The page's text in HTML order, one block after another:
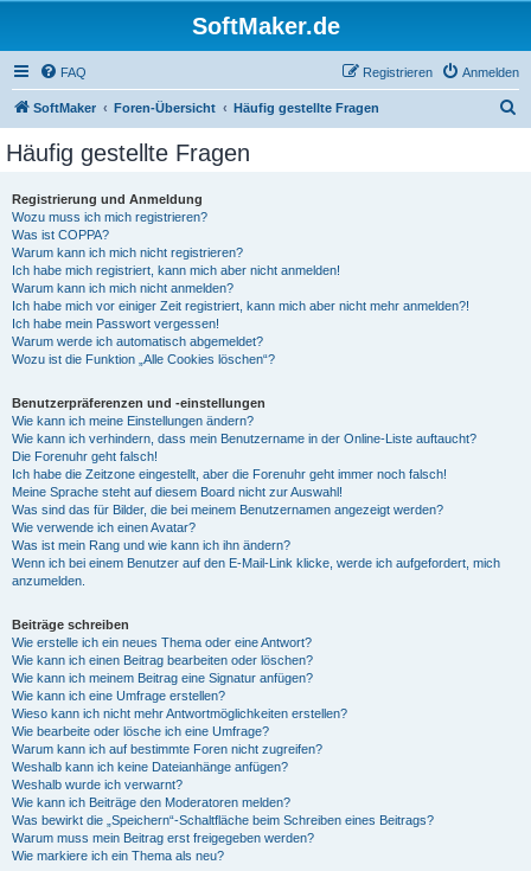
SoftMaker.de
FAQ Anmelden
Registrieren
SoftMaker Foren-Übersicht Häufig gestellte Fragen
Häufig gestellte Fragen
Registrierung und Anmeldung
Wozu muss ich mich registrieren?
Was ist COPPA?
Warum kann ich mich nicht registrieren?
Ich habe mich registriert, kann mich aber nicht anmelden!
Warum kann ich mich nicht anmelden?
Ich habe mich vor einiger Zeit registriert, kann mich aber nicht mehr anmelden?!
Ich habe mein Passwort vergessen!
Warum werde ich automatisch abgemeldet?
Wozu ist die Funktion „Alle Cookies löschen“?
Benutzerpräferenzen und -einstellungen
Wie kann ich meine Einstellungen ändern?
Wie kann ich verhindern, dass mein Benutzername in der Online-Liste auftaucht?
Die Forenuhr geht falsch!
Ich habe die Zeitzone eingestellt, aber die Forenuhr geht immer noch falsch!
Meine Sprache steht auf diesem Board nicht zur Auswahl!
Was sind das für Bilder, die bei meinem Benutzernamen angezeigt werden?
Wie verwende ich einen Avatar?
Was ist mein Rang und wie kann ich ihn ändern?
Wenn ich bei einem Benutzer auf den E-Mail-Link klicke, werde ich aufgefordert, mich
anzumelden.
Beiträge schreiben
Wie erstelle ich ein neues Thema oder eine Antwort?
Wie kann ich einen Beitrag bearbeiten oder löschen?
Wie kann ich meinem Beitrag eine Signatur anfügen?
Wie kann ich eine Umfrage erstellen?
Wieso kann ich nicht mehr Antwortmöglichkeiten erstellen?
Wie bearbeite oder lösche ich eine Umfrage?
Warum kann ich auf bestimmte Foren nicht zugreifen?
Weshalb kann ich keine Dateianhänge anfügen?
Weshalb wurde ich verwarnt?
Wie kann ich Beiträge den Moderatoren melden?
Was bewirkt die „Speichern“-Schaltfläche beim Schreiben eines Beitrags?
Warum muss mein Beitrag erst freigegeben werden?
Wie markiere ich ein Thema als neu?